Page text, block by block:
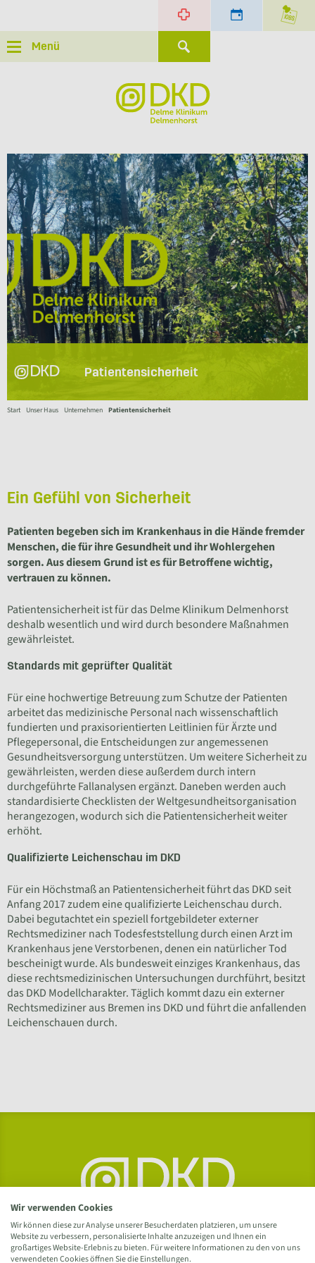
Menü
Patientensicherheit
© L E P E T I T M A X OHG
Start Unser Haus Unternehmen Patientensicherheit
Ein Gefühl von Sicherheit
Patienten begeben sich im Krankenhaus in die Hände fremder
Menschen, die für ihre Gesundheit und ihr Wohlergehen
sorgen. Aus diesem Grund ist es für Betroffene wichtig,
vertrauen zu können.
Patientensicherheit ist für das Delme Klinikum Delmenhorst
deshalb wesentlich und wird durch besondere Maßnahmen
gewährleistet.
Standards mit geprüfter Qualität
Für eine hochwertige Betreuung zum Schutze der Patienten
arbeitet das medizinische Personal nach wissenschaftlich
fundierten und praxisorientierten Leitlinien für Ärzte und
Pflegepersonal, die Entscheidungen zur angemessenen
Gesundheitsversorgung unterstützen. Um weitere Sicherheit zu
gewährleisten, werden diese außerdem durch intern
durchgeführte Fallanalysen ergänzt. Daneben werden auch
standardisierte Checklisten der Weltgesundheitsorganisation
herangezogen, wodurch sich die Patientensicherheit weiter
erhöht.
Qualifizierte Leichenschau im DKD
Für ein Höchstmaß an Patientensicherheit führt das DKD seit
Anfang 2017 zudem eine qualifizierte Leichenschau durch.
Dabei begutachtet ein speziell fortgebildeter externer
Rechtsmediziner nach Todesfeststellung durch einen Arzt im
Krankenhaus jene Verstorbenen, denen ein natürlicher Tod
bescheinigt wurde. Als bundesweit einziges Krankenhaus, das
diese rechtsmedizinischen Untersuchungen durchführt, besitzt
das DKD Modellcharakter. Täglich kommt dazu ein externer
Rechtsmediziner aus Bremen ins DKD und führt die anfallenden
Leichenschauen durch.
Wir verwenden Cookies
Wir können diese zur Analyse unserer Besucherdaten platzieren, um unsere
Website zu verbessern, personalisierte Inhalte anzuzeigen und Ihnen ein
großartiges Website-Erlebnis zu bieten. Für weitere Informationen zu den von uns
verwendeten Cookies öffnen Sie die Einstellungen.